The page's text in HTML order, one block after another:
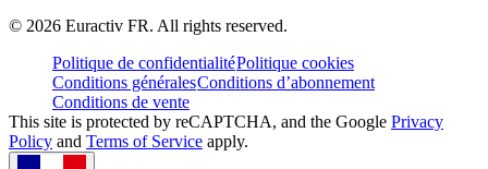
© 2026 Euractiv FR. All rights reserved.
Politique de confidentialitéPolitique cookies
Conditions généralesConditions d’abonnement
Conditions de vente
This site is protected by reCAPTCHA, and the Google Privacy
Policy and Terms of Service apply.